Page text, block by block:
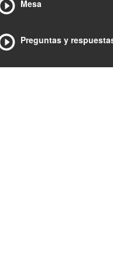
Mesa
Preguntas y